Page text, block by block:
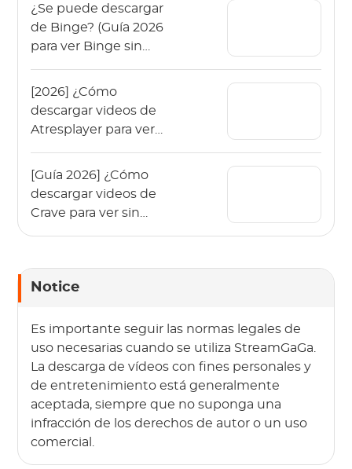
¿Se puede descargar
de Binge? (Guía 2026
para ver Binge sin
[2026] ¿Cómo
descargar videos de
Atresplayer para ver
[Guía 2026] ¿Cómo
descargar videos de
Crave para ver sin
Notice
Es importante seguir las normas legales de
uso necesarias cuando se utiliza StreamGaGa.
La descarga de vídeos con fines personales y
de entretenimiento está generalmente
aceptada, siempre que no suponga una
infracción de los derechos de autor o un uso
comercial.